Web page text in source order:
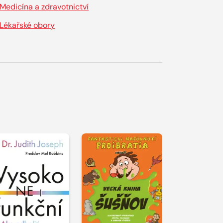
Medicína a zdravotnictví
Lékařské obory